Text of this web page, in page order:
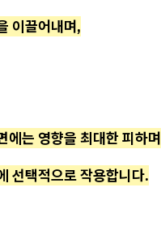
이끌어내며,
에는 영향을 최대한 피하며
선택적으로 작용합니다.